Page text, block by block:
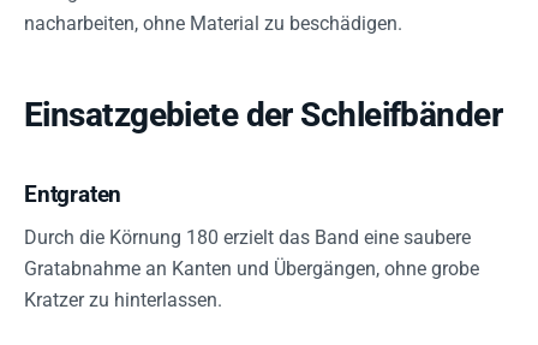
nacharbeiten, ohne Material zu beschädigen.
Einsatzgebiete der Schleifbänder
Entgraten
Durch die Körnung 180 erzielt das Band eine saubere
Gratabnahme an Kanten und Übergängen, ohne grobe
Kratzer zu hinterlassen.